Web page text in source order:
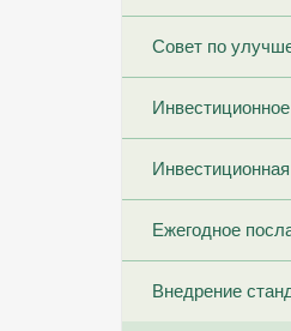
Совет по
Ежегодное
Внедрение